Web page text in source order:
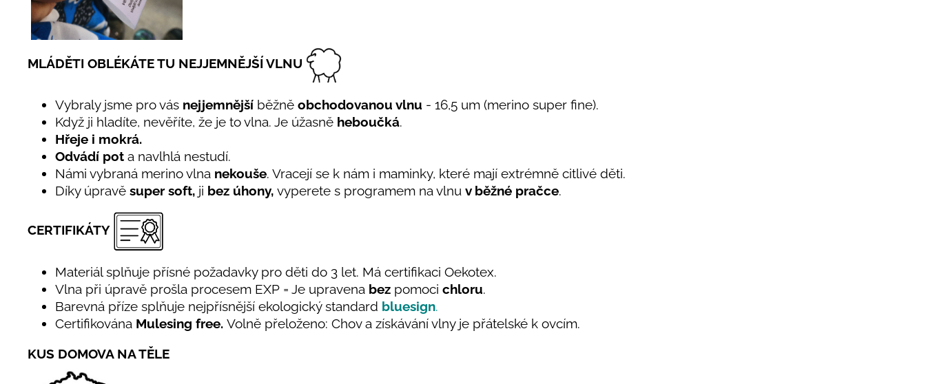
MLÁDĚTI OBLÉKÁTE TU NEJJEMNĚJŠÍ VLNU
Vybraly jsme pro vás nejjemnější běžně obchodovanou vlnu - 16,5 um (merino super fine).
Když ji hladíte, nevěříte, že je to vlna. Je úžasně heboučká.
Hřeje i mokrá.
Odvádí pot a navlhlá nestudí.
Námi vybraná merino vlna nekouše. Vracejí se k nám i maminky, které mají extrémně citlivé děti.
Díky úpravě super soft, ji bez úhony, vyperete s programem na vlnu v běžné pračce.
CERTIFIKÁTY
Materiál splňuje přísné požadavky pro děti do 3 let. Má certifikaci Oekotex.
Vlna při úpravě prošla procesem EXP = Je upravena bez pomoci chloru.
Barevná příze splňuje nejpřísnější ekologický standard bluesign.
Certifikována Mulesing free. Volně přeloženo: Chov a získávání vlny je přátelské k ovcím.
KUS DOMOVA NA TĚLE